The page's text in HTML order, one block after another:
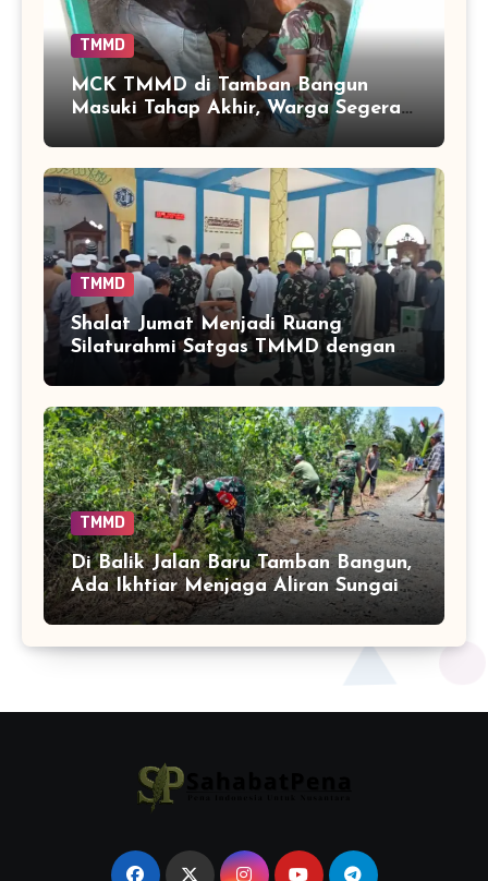
TMMD
MCK TMMD di Tamban Bangun
Masuki Tahap Akhir, Warga Segera
Nikmati Fasilitas Sanitasi yang
Lebih Layak
TMMD
Shalat Jumat Menjadi Ruang
Silaturahmi Satgas TMMD dengan
Warga Tamban Bangun
TMMD
Di Balik Jalan Baru Tamban Bangun,
Ada Ikhtiar Menjaga Aliran Sungai
Tetap Hidup